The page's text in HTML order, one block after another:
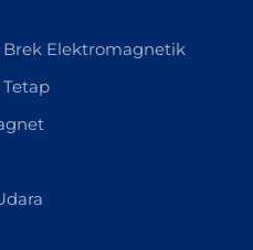
Elektromagnetik